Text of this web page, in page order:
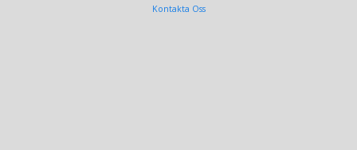
Kontakta Oss